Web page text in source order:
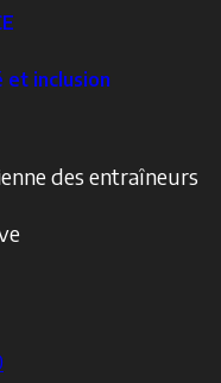
et inclusion
des entraîneurs